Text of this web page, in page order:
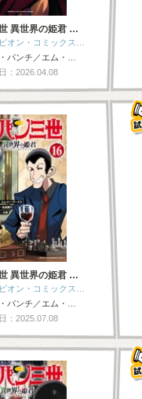
異世界の姫君 …
オン・コミックス…
パンチ／エム・…
：2026.04.08
異世界の姫君 …
オン・コミックス…
パンチ／エム・…
：2025.07.08